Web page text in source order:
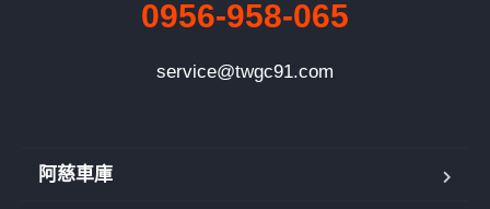
0956-958-065
service@twgc91.com
阿慈車庫